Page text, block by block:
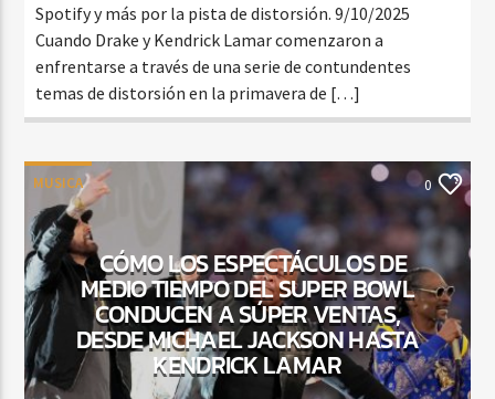
Spotify y más por la pista de distorsión. 9/10/2025
Cuando Drake y Kendrick Lamar comenzaron a
enfrentarse a través de una serie de contundentes
temas de distorsión en la primavera de […]
MUSICA 0
CÓMO LOS ESPECTÁCULOS DE
MEDIO TIEMPO DEL SUPER BOWL
CONDUCEN A SÚPER VENTAS,
DESDE MICHAEL JACKSON HASTA
KENDRICK LAMAR